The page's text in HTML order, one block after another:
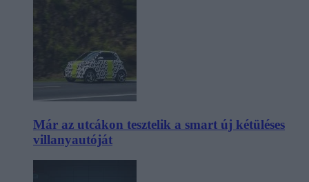
Már az utcákon tesztelik a smart új kétüléses
villanyautóját